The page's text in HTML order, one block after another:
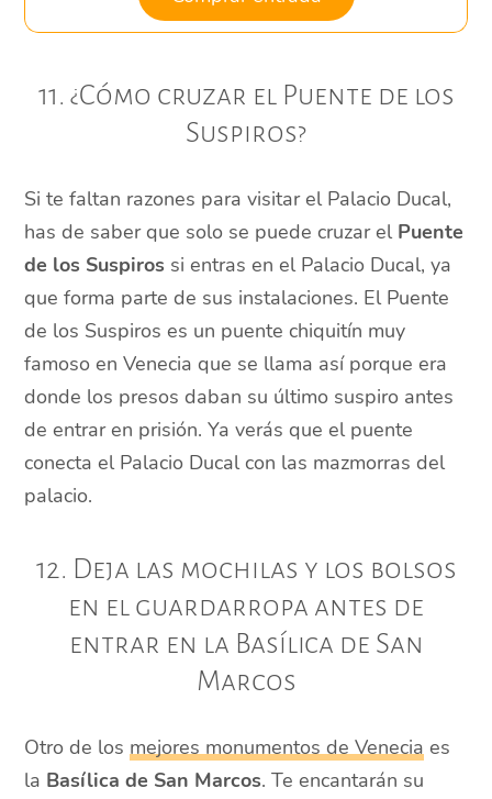
11. ¿Cómo cruzar el Puente de los
Suspiros?
Si te faltan razones para visitar el Palacio Ducal,
has de saber que solo se puede cruzar el Puente
de los Suspiros si entras en el Palacio Ducal, ya
que forma parte de sus instalaciones. El Puente
de los Suspiros es un puente chiquitín muy
famoso en Venecia que se llama así porque era
donde los presos daban su último suspiro antes
de entrar en prisión. Ya verás que el puente
conecta el Palacio Ducal con las mazmorras del
palacio.
12. Deja las mochilas y los bolsos
en el guardarropa antes de
entrar en la Basílica de San
Marcos
Otro de losmejores monumentos de Venecia es
la Basílica de San Marcos. Te encantarán su